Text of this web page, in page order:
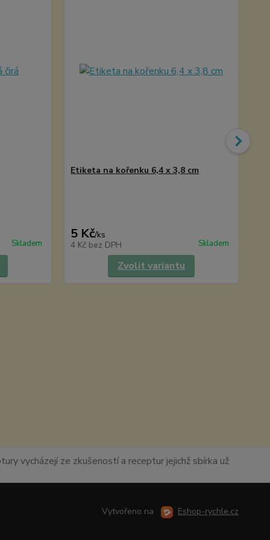
Skladem
Etiketa na kořenku 6,4 x 3,8 cm
5 Kč/ks
4 Kč bez DPH Skladem
Zvolit variantu
vycházejí ze zkušeností a receptur jejichž sbírka už
Vytvořeno na Eshop-rychle.cz